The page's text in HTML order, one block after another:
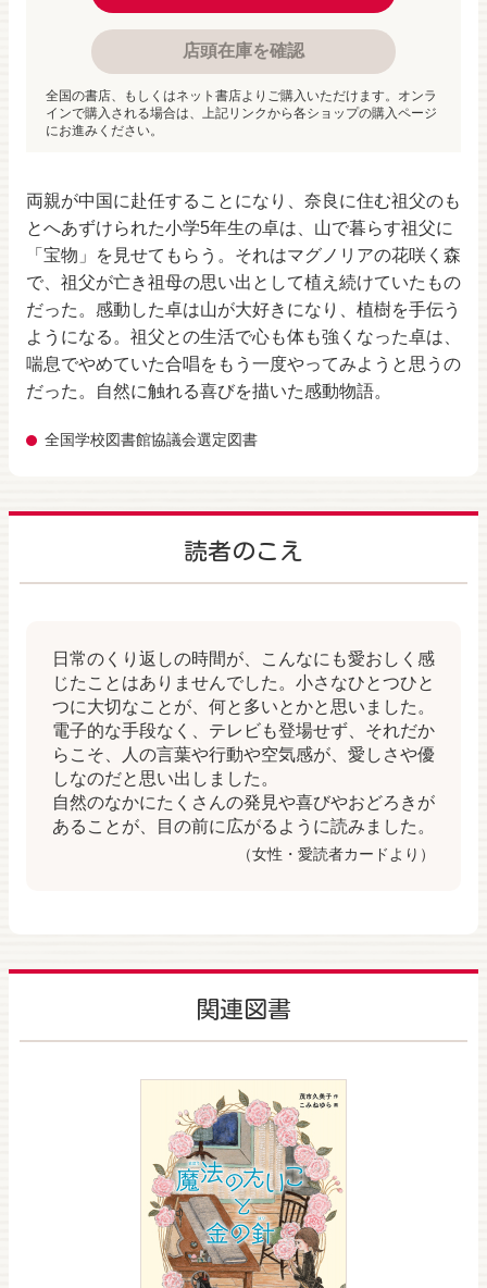
両親が中国に赴任することになり、奈良に住む祖父のも
とへあずけられた小学5年生の卓は、山で暮らす祖父に
「宝物」を見せてもらう。それはマグノリアの花咲く森
で、祖父が亡き祖母の思い出として植え続けていたもの
だった。感動した卓は山が大好きになり、植樹を手伝う
ようになる。祖父との生活で心も体も強くなった卓は、
喘息でやめていた合唱をもう一度やってみようと思うの
だった。自然に触れる喜びを描いた感動物語。
全国学校図書館協議会選定図書
店頭在庫を確認
全国の書店、もしくはネット書店よりご購入いただけます。オンラ
インで購入される場合は、上記リンクから各ショップの購入ページ
にお進みください。
読者のこえ
日常のくり返しの時間が、こんなにも愛おしく感
じたことはありませんでした。小さなひとつひと
つに大切なことが、何と多いとかと思いました。
電子的な手段なく、テレビも登場せず、それだか
らこそ、人の言葉や行動や空気感が、愛しさや優
しなのだと思い出しました。
自然のなかにたくさんの発見や喜びやおどろきが
あることが、目の前に広がるように読みました。
（女性・愛読者カードより）
関連図書